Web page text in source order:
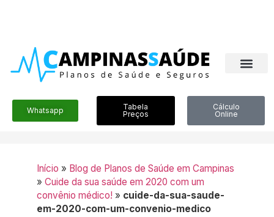
Whatsapp
Tabela
Preços
Cálculo
Online
Início » Blog de Planos de Saúde em Campinas
» Cuide da sua saúde em 2020 com um
convênio médico! » cuide-da-sua-saude-
em-2020-com-um-convenio-medico